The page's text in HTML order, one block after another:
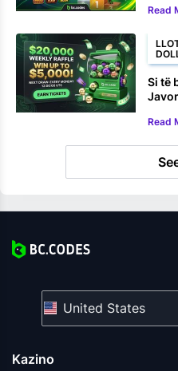
Read
Si të
Read
Kazino
United States